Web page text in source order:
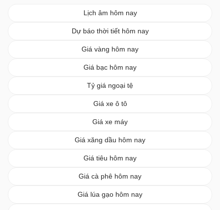
Lịch âm hôm nay
Dự báo thời tiết hôm nay
Giá vàng hôm nay
Giá bạc hôm nay
Tỷ giá ngoại tệ
Giá xe ô tô
Giá xe máy
Giá xăng dầu hôm nay
Giá tiêu hôm nay
Giá cà phê hôm nay
Giá lúa gạo hôm nay